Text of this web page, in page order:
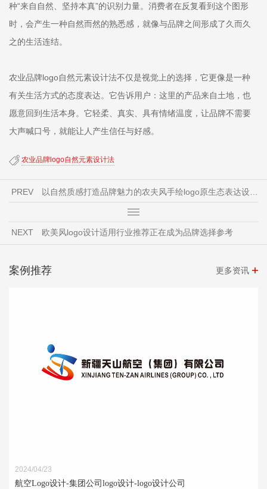
种“来自自然、坚持本真”的识别力量。消费者在反复看到这个图形
时，会产生一种自然而然的熟悉感，就像与品牌之间形成了久而久
之的生活连结。
农业品牌logo自然元素设计法不仅是视觉上的选择，它更像是一种
有关生活方式的态度表达。它告诉用户：这里的产品来自土地，也
愿意回到生活本身。它轻柔、真实、具有情绪温度，让品牌不需要
大声喊口号，就能让人产生信任与好感。
农业品牌logo自然元素设计法
PREV
NEXT 欧美风logo设计适用行业推荐正在成为品牌选择参考
案例推荐 更多资讯
2024/04/23
航空Logo设计-集团公司logo设计-logo设计公司